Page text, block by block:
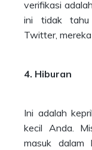
verifikasi
ini tidak tahu
Twitter,
4. Hiburan
Ini adalah
kecil Anda.
masuk dalam